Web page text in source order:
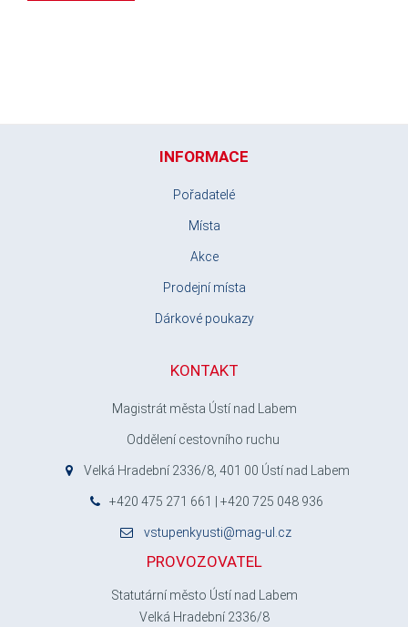
INFORMACE
Pořadatelé
Místa
Akce
Prodejní místa
Dárkové poukazy
KONTAKT
Magistrát města Ústí nad Labem
Oddělení cestovního ruchu
Velká Hradební 2336/8, 401 00 Ústí nad Labem
+420 475 271 661 | +420 725 048 936
vstupenkyusti@mag-ul.cz
PROVOZOVATEL
Statutární město Ústí nad Labem
Velká Hradební 2336/8